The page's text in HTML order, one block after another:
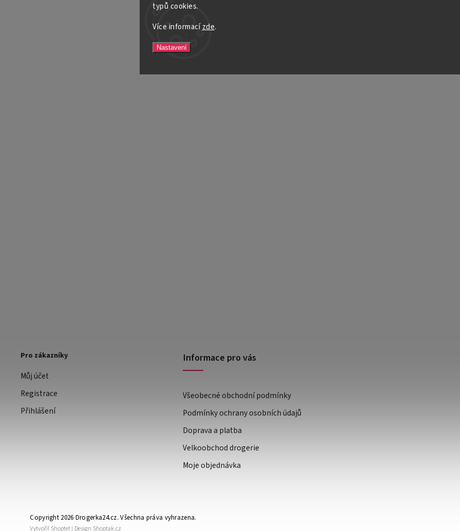
typů cookies.
Více informacízde.
Nastavení
Pro zákazníky
Můj účet
Registrace
Přihlášení
Informace pro vás
Všeobecné obchodní podmínky
Podmínky ochrany osobních údajů
Doprava a platba
Velkoobchod drogerie
Moje objednávka
Copyright 2026 Drogerka24.cz. Všechna práva vyhrazena.
Vytvořil Shoptet| Design Shoptak.cz